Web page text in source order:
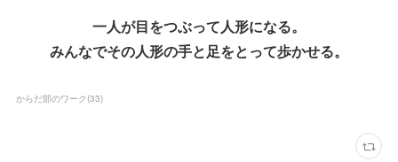
一人が目をつぶって人形になる。
みんなでその人形の手と足をとって歩かせる。
からだ部のワーク (33)